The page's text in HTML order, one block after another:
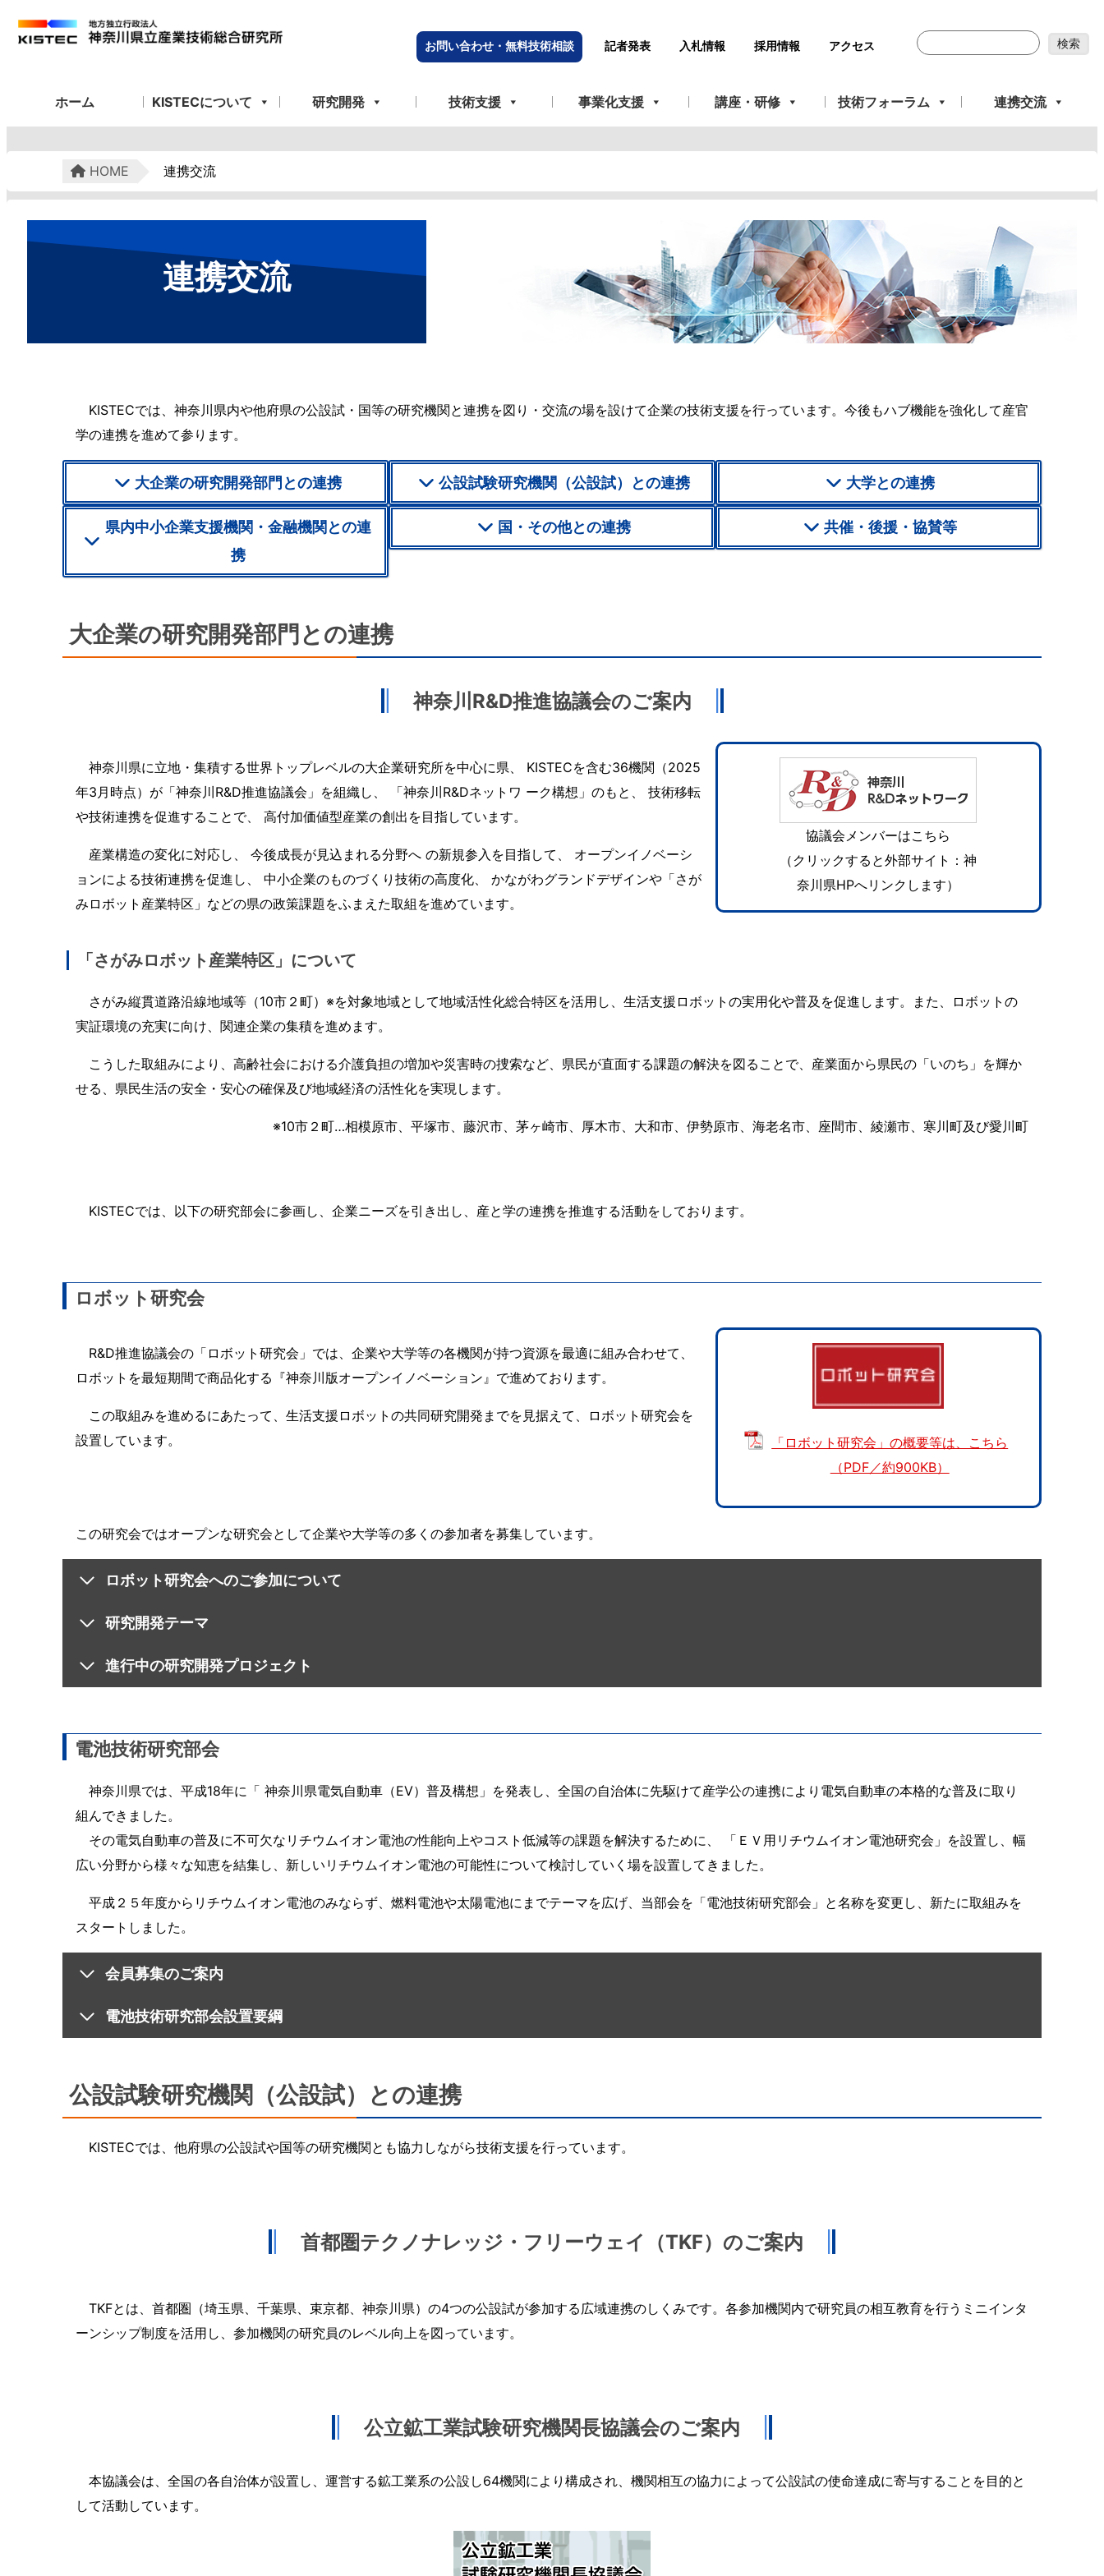
お問い合わせ・無料技術相談 記者発表 入札情報 採用情報 アクセス
ホーム KISTECについて 研究開発 技術支援 事業化支援 講座・研修 技術フォーラム 連携交流
HOME 連携交流
連携交流
KISTECでは、神奈川県内や他府県の公設試・国等の研究機関と連携を図り・交流の場を設けて企業の技術支援を行っています。今後もハブ機能を強化して産官
学の連携を進めて参ります。
大企業の研究開発部門との連携 公設試験研究機関（公設試）との連携 大学との連携
県内中小企業支援機関・金融機関との連
携
国・その他との連携 共催・後援・協賛等
大企業の研究開発部門との連携
神奈川R&D推進協議会のご案内
神奈川県に立地・集積する世界トップレベルの大企業研究所を中心に県、 KISTECを含む36機関（2025
年3月時点）が「神奈川R&D推進協議会」を組織し、 「神奈川R&Dネットワ ーク構想」のもと、 技術移転
や技術連携を促進することで、 高付加価値型産業の創出を目指しています。
産業構造の変化に対応し、 今後成長が見込まれる分野へ の新規参入を目指して、 オープンイノベーシ
ョンによる技術連携を促進し、 中小企業のものづくり技術の高度化、 かながわグランドデザインや「さが
みロボット産業特区」などの県の政策課題をふまえた取組を進めています。
協議会メンバーはこちら
（クリックすると外部サイト：神
奈川県HPへリンクします）
「さがみロボット産業特区」について
さがみ縦貫道路沿線地域等（10市２町）※を対象地域として地域活性化総合特区を活用し、生活支援ロボットの実用化や普及を促進します。また、ロボットの
実証環境の充実に向け、関連企業の集積を進めます。
こうした取組みにより、高齢社会における介護負担の増加や災害時の捜索など、県民が直面する課題の解決を図ることで、産業面から県民の「いのち」を輝か
せる、県民生活の安全・安心の確保及び地域経済の活性化を実現します。
※10市２町…相模原市、平塚市、藤沢市、茅ヶ崎市、厚木市、大和市、伊勢原市、海老名市、座間市、綾瀬市、寒川町及び愛川町
KISTECでは、以下の研究部会に参画し、企業ニーズを引き出し、産と学の連携を推進する活動をしております。
ロボット研究会
R&D推進協議会の「ロボット研究会」では、企業や大学等の各機関が持つ資源を最適に組み合わせて、
ロボットを最短期間で商品化する『神奈川版オープンイノベーション』で進めております。
この取組みを進めるにあたって、生活支援ロボットの共同研究開発までを見据えて、ロボット研究会を
設置しています。
「ロボット研究会」の概要等は、こちら
（PDF／約900KB）
この研究会ではオープンな研究会として企業や大学等の多くの参加者を募集しています。
ロボット研究会へのご参加について
研究開発テーマ
進行中の研究開発プロジェクト
電池技術研究部会
神奈川県では、平成18年に「 神奈川県電気自動車（EV）普及構想」を発表し、全国の自治体に先駆けて産学公の連携により電気自動車の本格的な普及に取り
組んできました。
その電気自動車の普及に不可欠なリチウムイオン電池の性能向上やコスト低減等の課題を解決するために、 「ＥＶ用リチウムイオン電池研究会」を設置し、幅
広い分野から様々な知恵を結集し、新しいリチウムイオン電池の可能性について検討していく場を設置してきました。
平成２５年度からリチウムイオン電池のみならず、燃料電池や太陽電池にまでテーマを広げ、当部会を「電池技術研究部会」と名称を変更し、新たに取組みを
スタートしました。
会員募集のご案内
電池技術研究部会設置要綱
公設試験研究機関（公設試）との連携
KISTECでは、他府県の公設試や国等の研究機関とも協力しながら技術支援を行っています。
首都圏テクノナレッジ・フリーウェイ（TKF）のご案内
TKFとは、首都圏（埼玉県、千葉県、束京都、神奈川県）の4つの公設試が参加する広域連携のしくみです。各参加機関内で研究員の相互教育を行うミニインタ
ーンシップ制度を活用し、参加機関の研究員のレベル向上を図っています。
公立鉱工業試験研究機関長協議会のご案内
本協議会は、全国の各自治体が設置し、運営する鉱工業系の公設し64機関により構成され、機関相互の協力によって公設試の使命達成に寄与することを目的と
して活動しています。